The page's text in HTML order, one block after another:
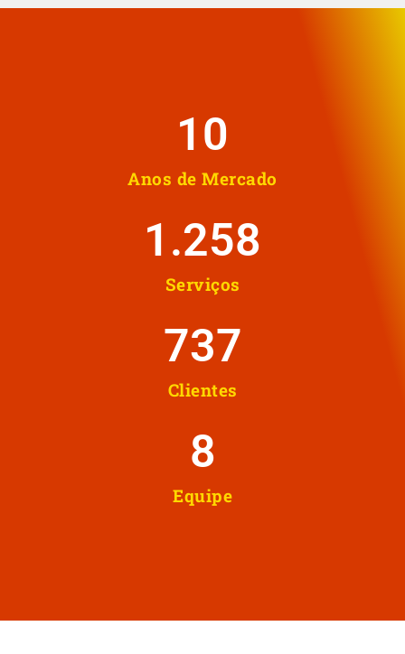
Anos de Mercado
10
Serviços
1.258
Clientes
737
Equipe
8